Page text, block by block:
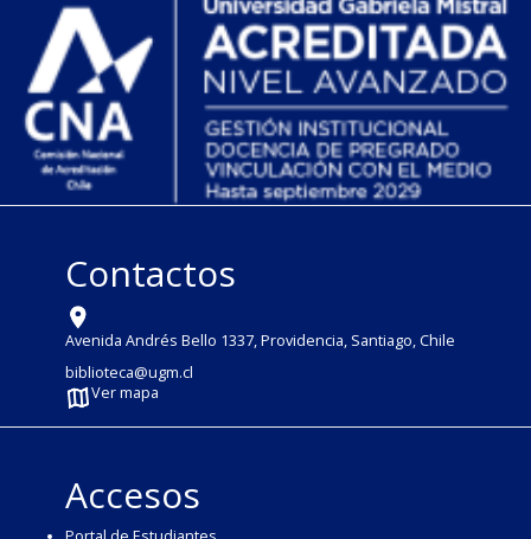
Contactos
Avenida Andrés Bello 1337, Providencia, Santiago, Chile
biblioteca@ugm.cl
Ver mapa
Accesos